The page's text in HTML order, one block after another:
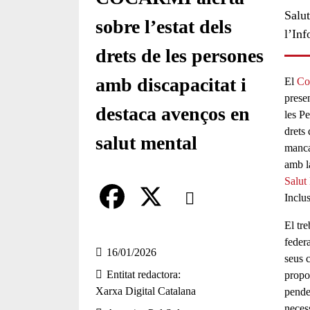
sobre l’estat dels
drets de les persones
amb discapacitat i
destaca avenços en
salut mental
Comparteix
a
c
Compartir en altres xarxes
16/01/2026
Entitat redactora
Xarxa Digital Catalana
El
les
drets
amb
Salut
El
seus